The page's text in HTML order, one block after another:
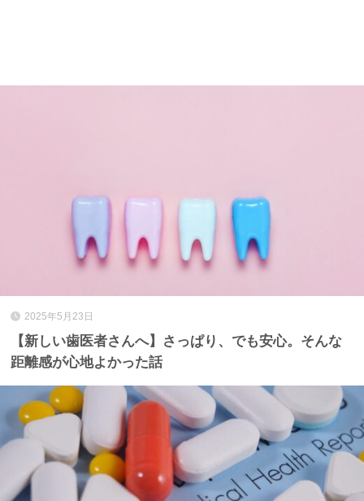
2025年5月23日
【新しい歯医者さんへ】さっぱり、でも安心。そんな
距離感が心地よかった話